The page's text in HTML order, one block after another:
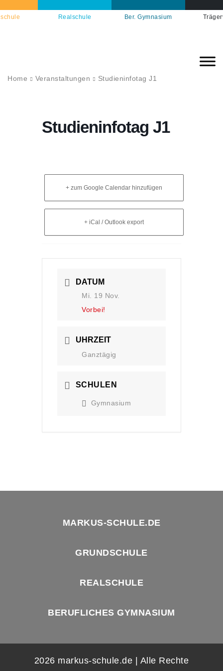
Realschule Ber. Gymnasium
Home Veranstaltungen Studieninfotag J1
Studieninfotag J1
+ zum Google Calendar hinzufügen
+ iCal / Outlook export
DATUM
Mi. 19 Nov.
Vorbei!
UHRZEIT
Ganztägig
SCHULEN
Gymnasium
MARKUS-SCHULE.DE
GRUNDSCHULE
REALSCHULE
BERUFLICHES GYMNASIUM
2026 markus-schule.de | Alle Rechte